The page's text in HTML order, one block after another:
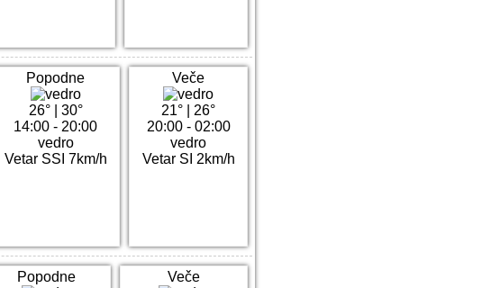
Popodne
26°| 30°
14:00 - 20:00
vedro
Vetar SSI 7km/h
Veče
21°
26°
20:00 - 02:00
vedro
Vetar SI 2km/h
Popodne Veče